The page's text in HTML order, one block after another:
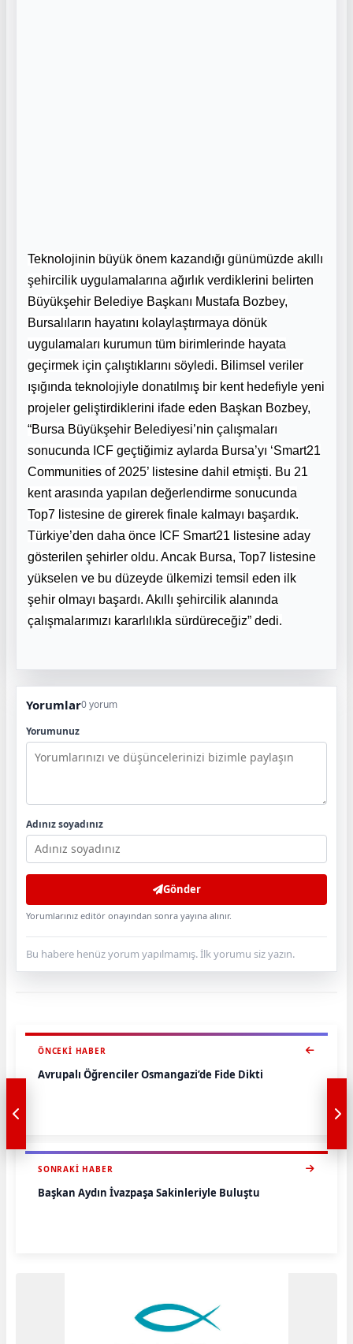
Teknolojinin büyük önem kazandığı günümüzde akıllı
şehircilik uygulamalarına ağırlık verdiklerini belirten
Büyükşehir Belediye Başkanı Mustafa Bozbey,
Bursalıların hayatını kolaylaştırmaya dönük
uygulamaları kurumun tüm birimlerinde hayata
geçirmek için çalıştıklarını söyledi. Bilimsel veriler
ışığında teknolojiyle donatılmış bir kent hedefiyle yeni
projeler geliştirdiklerini ifade eden Başkan Bozbey,
“Bursa Büyükşehir Belediyesi’nin çalışmaları
sonucunda ICF geçtiğimiz aylarda Bursa’yı ‘Smart21
Communities of 2025’ listesine dahil etmişti. Bu 21
kent arasında yapılan değerlendirme sonucunda
Top7 listesine de girerek finale kalmayı başardık.
Türkiye’den daha önce ICF Smart21 listesine aday
gösterilen şehirler oldu. Ancak Bursa, Top7 listesine
yükselen ve bu düzeyde ülkemizi temsil eden ilk
şehir olmayı başardı. Akıllı şehircilik alanında
çalışmalarımızı kararlılıkla sürdüreceğiz” dedi.
Yorumlar0 yorum
Yorumunuz
Adınız soyadınız
Gönder
Yorumlarınız editör onayından sonra yayına alınır.
Bu habere henüz yorum yapılmamış. İlk yorumu siz yazın.
ÖNCEKI HABER
Avrupalı Öğrenciler Osmangazi’de Fide Dikti
SONRAKI HABER
Başkan Aydın İvazpaşa Sakinleriyle Buluştu